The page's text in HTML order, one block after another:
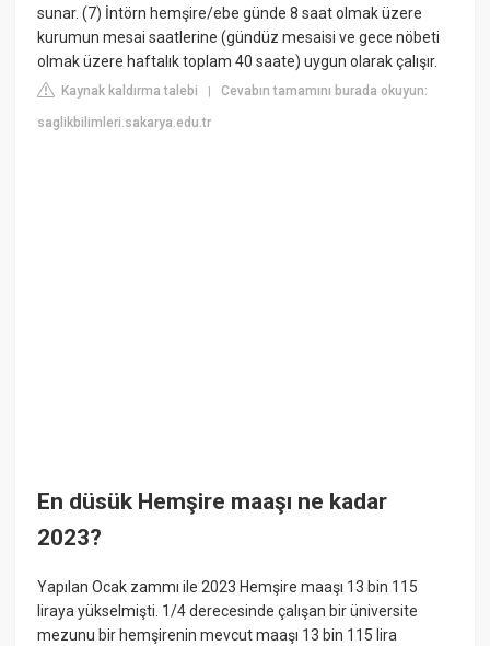
sunar. (7) İntörn hemşire/ebe günde 8 saat olmak üzere
kurumun mesai saatlerine (gündüz mesaisi ve gece nöbeti
olmak üzere haftalık toplam 40 saate) uygun olarak çalışır.
Kaynak kaldırma talebi |Cevabın tamamını burada okuyun:
saglikbilimleri.sakarya.edu.tr
En düsük Hemşire maaşı ne kadar
2023?
Yapılan Ocak zammı ile 2023 Hemşire maaşı 13 bin 115
liraya yükselmişti. 1/4 derecesinde çalışan bir üniversite
mezunu bir hemşirenin mevcut maaşı 13 bin 115 lira